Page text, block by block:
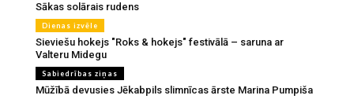
Sākas solārais rudens
Dienas izvēle
Sieviešu hokejs "Roks & hokejs" festivālā – saruna ar
Valteru Midegu
Sabiedrības ziņas
Mūžībā devusies Jēkabpils slimnīcas ārste Marina Pumpiša